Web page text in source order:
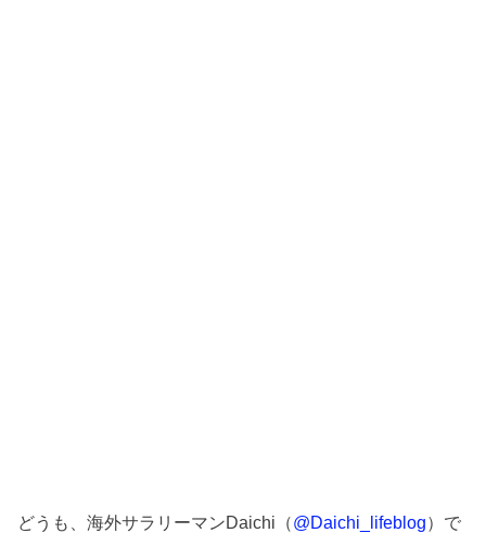
どうも、海外サラリーマンDaichi（@Daichi_lifeblog）で